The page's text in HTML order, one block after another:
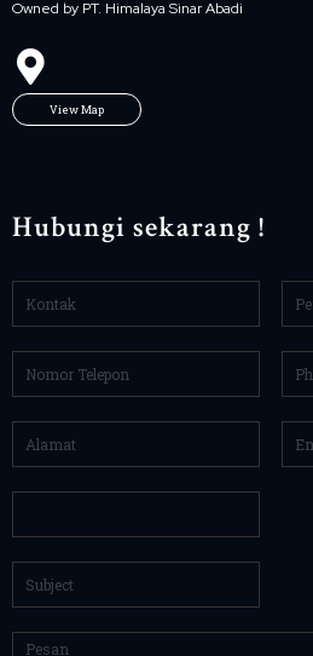
Owned by PT. Himalaya Sinar Abadi
View Map
Hubungi sekarang !